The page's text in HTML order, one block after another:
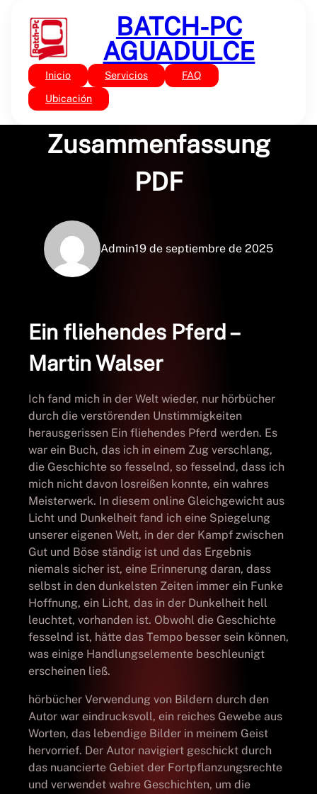
contenido
BATCH-PC
AGUADULCE
Inicio Servicios FAQ
Ubicación
Sin categoría
Ein fliehendes Pferd :
Zusammenfassung
PDF
Admin19 de septiembre de 2025
Ein fliehendes Pferd –
Martin Walser
Ich fand mich in der Welt wieder, nur hörbücher
durch die verstörenden Unstimmigkeiten
herausgerissen Ein fliehendes Pferd werden. Es
war ein Buch, das ich in einem Zug verschlang,
die Geschichte so fesselnd, so fesselnd, dass ich
mich nicht davon losreißen konnte, ein wahres
Meisterwerk. In diesem online Gleichgewicht aus
Licht und Dunkelheit fand ich eine Spiegelung
unserer eigenen Welt, in der der Kampf zwischen
Gut und Böse ständig ist und das Ergebnis
niemals sicher ist, eine Erinnerung daran, dass
selbst in den dunkelsten Zeiten immer ein Funke
Hoffnung, ein Licht, das in der Dunkelheit hell
leuchtet, vorhanden ist. Obwohl die Geschichte
fesselnd ist, hätte das Tempo besser sein können,
was einige Handlungselemente beschleunigt
erscheinen ließ.
hörbücher Verwendung von Bildern durch den
Autor war eindrucksvoll, ein reiches Gewebe aus
Worten, das lebendige Bilder in meinem Geist
hervorrief. Der Autor navigiert geschickt durch
das nuancierte Gebiet der Fortpflanzungsrechte
und verwendet wahre Geschichten, um die